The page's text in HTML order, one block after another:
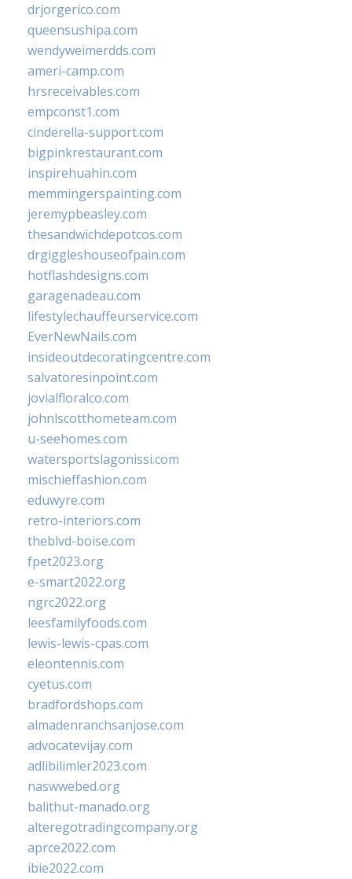
drjorgerico.com
queensushipa.com
wendyweimerdds.com
ameri-camp.com
hrsreceivables.com
empconst1.com
cinderella-support.com
bigpinkrestaurant.com
inspirehuahin.com
memmingerspainting.com
jeremypbeasley.com
thesandwichdepotcos.com
drgiggleshouseofpain.com
hotflashdesigns.com
garagenadeau.com
lifestylechauffeurservice.com
EverNewNails.com
insideoutdecoratingcentre.com
salvatoresinpoint.com
jovialfloralco.com
johnlscotthometeam.com
u-seehomes.com
watersportslagonissi.com
mischieffashion.com
eduwyre.com
retro-interiors.com
theblvd-boise.com
fpet2023.org
e-smart2022.org
ngrc2022.org
leesfamilyfoods.com
lewis-lewis-cpas.com
eleontennis.com
cyetus.com
bradfordshops.com
almadenranchsanjose.com
advocatevijay.com
adlibilimler2023.com
naswwebed.org
balithut-manado.org
alteregotradingcompany.org
aprce2022.com
ibie2022.com